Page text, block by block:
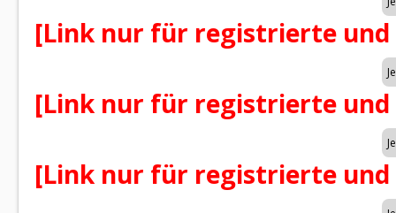
[Link nur für registrierte
[Link nur für registrierte
[Link nur für registrierte